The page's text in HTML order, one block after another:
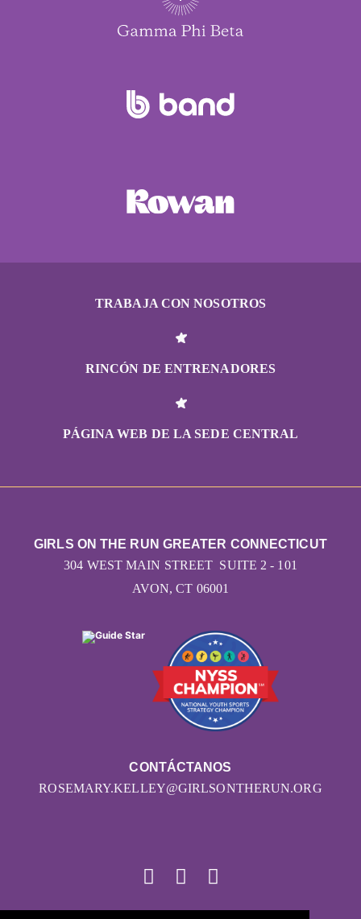
TRABAJA CON NOSOTROS
RINCÓN DE ENTRENADORES
PÁGINA WEB DE LA SEDE CENTRAL
CONTÁCTANOS
ROSEMARY.KELLEY@GIRLSONTHERUN.ORG
GIRLS ON THE RUN GREATER CONNECTICUT
304 WEST MAIN STREET SUITE 2 - 101
AVON, CT 06001